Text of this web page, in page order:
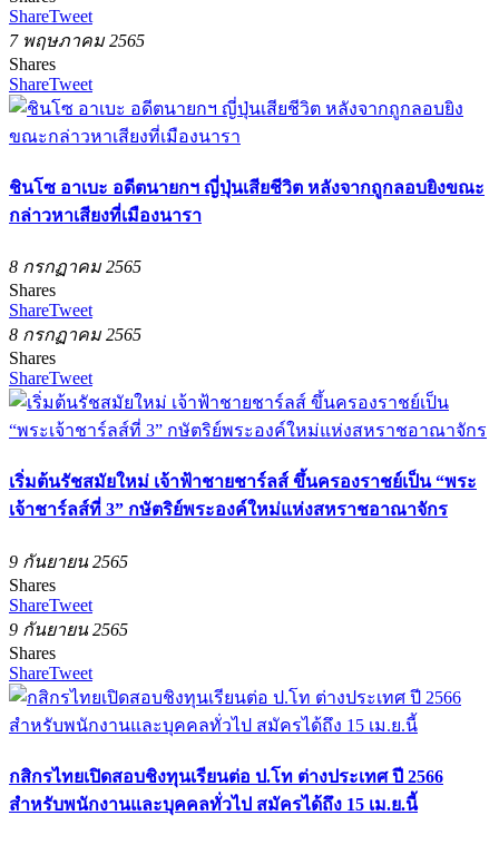
ShareTweet
7 พฤษภาคม 2565
Shares
ShareTweet
ชินโซ อาเบะ อดีตนายกฯ ญี่ปุ่นเสียชีวิต หลังจากถูกลอบยิงขณะ
กล่าวหาเสียงที่เมืองนารา
8 กรกฏาคม 2565
Shares
ShareTweet
8 กรกฏาคม 2565
Shares
ShareTweet
เริ่มต้นรัชสมัยใหม่ เจ้าฟ้าชายชาร์ลส์ ขึ้นครองราชย์เป็น “พระ
เจ้าชาร์ลส์ที่ 3” กษัตริย์พระองค์ใหม่แห่งสหราชอาณาจักร
9 กันยายน 2565
Shares
ShareTweet
9 กันยายน 2565
Shares
ShareTweet
กสิกรไทยเปิดสอบชิงทุนเรียนต่อ ป.โท ต่างประเทศ ปี 2566
สำหรับพนักงานและบุคคลทั่วไป สมัครได้ถึง 15 เม.ย.นี้